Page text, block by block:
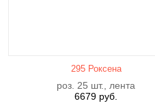
295 Роксена
роз. 25 шт., лента
6679 руб.